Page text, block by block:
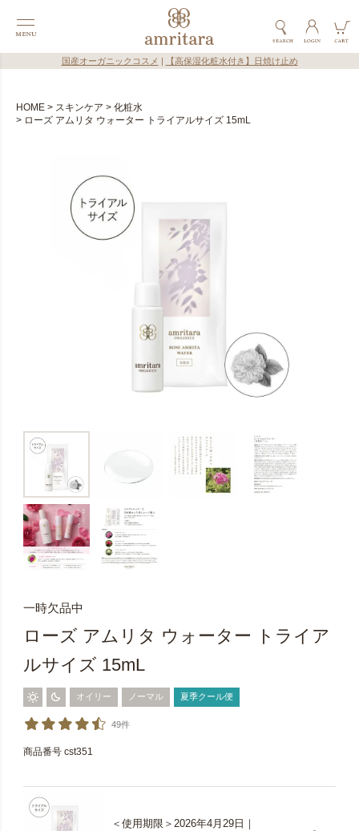
国産オーガニックコスメ 【高保湿化粧水付き】日焼け止め
HOME スキンケア
化粧水
ローズ アムリタ ウォーター トライアルサイズ 15mL
一時欠品中
ローズ アムリタ ウォーター トライア
ルサイズ 15mL
オイリー ノーマル 夏季クール便
49件
商品番号 cst351
＜使用期限＞2026年4月29日｜